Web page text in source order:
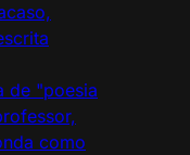
de "poesia
como